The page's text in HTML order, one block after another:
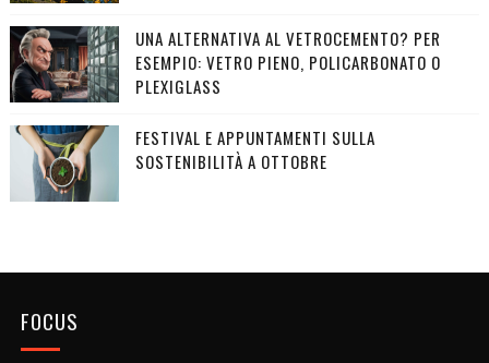
UNA ALTERNATIVA AL VETROCEMENTO? PER
ESEMPIO: VETRO PIENO, POLICARBONATO O
PLEXIGLASS
FESTIVAL E APPUNTAMENTI SULLA
SOSTENIBILITÀ A OTTOBRE
FOCUS